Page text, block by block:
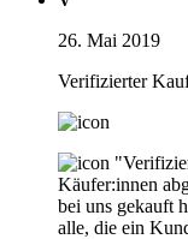
26. Mai 2019
Verifizierter
Käufer:innen
bei uns gekauft
alle, die ein